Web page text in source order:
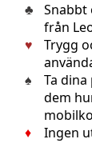
Snabbt
från
Trygg
Ta
dem
Ingen